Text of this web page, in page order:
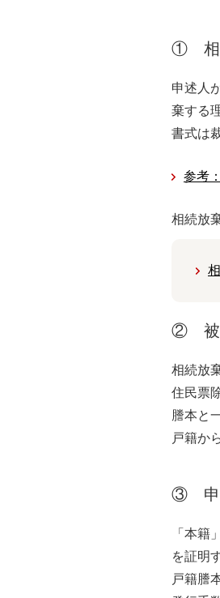
① 相
申述人
棄する
書式は
参考
相続放
② 被
相続放
住民票
謄本と
戸籍か
③ 申
「本籍
を証明
戸籍謄